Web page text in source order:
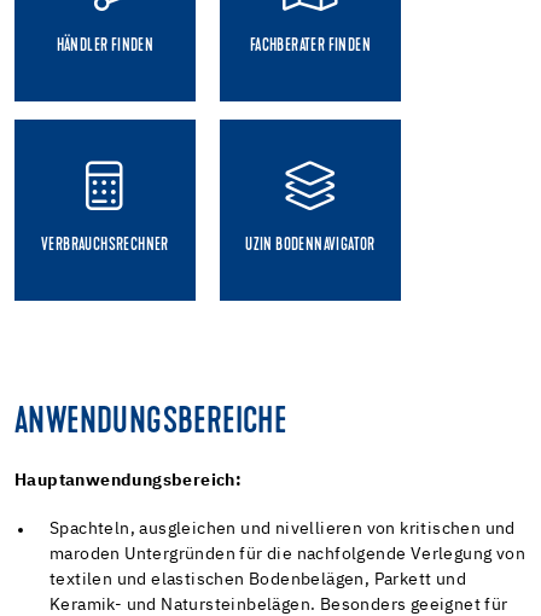
HÄNDLER FINDEN FACHBERATER FINDEN
VERBRAUCHSRECHNER UZIN BODENNAVIGATOR
ANWENDUNGSBEREICHE
Hauptanwendungsbereich:
Spachteln, ausgleichen und nivellieren von kritischen und
maroden Untergründen für die nachfolgende Verlegung von
textilen und elastischen Bodenbelägen, Parkett und
Keramik- und Natursteinbelägen. Besonders geeignet für